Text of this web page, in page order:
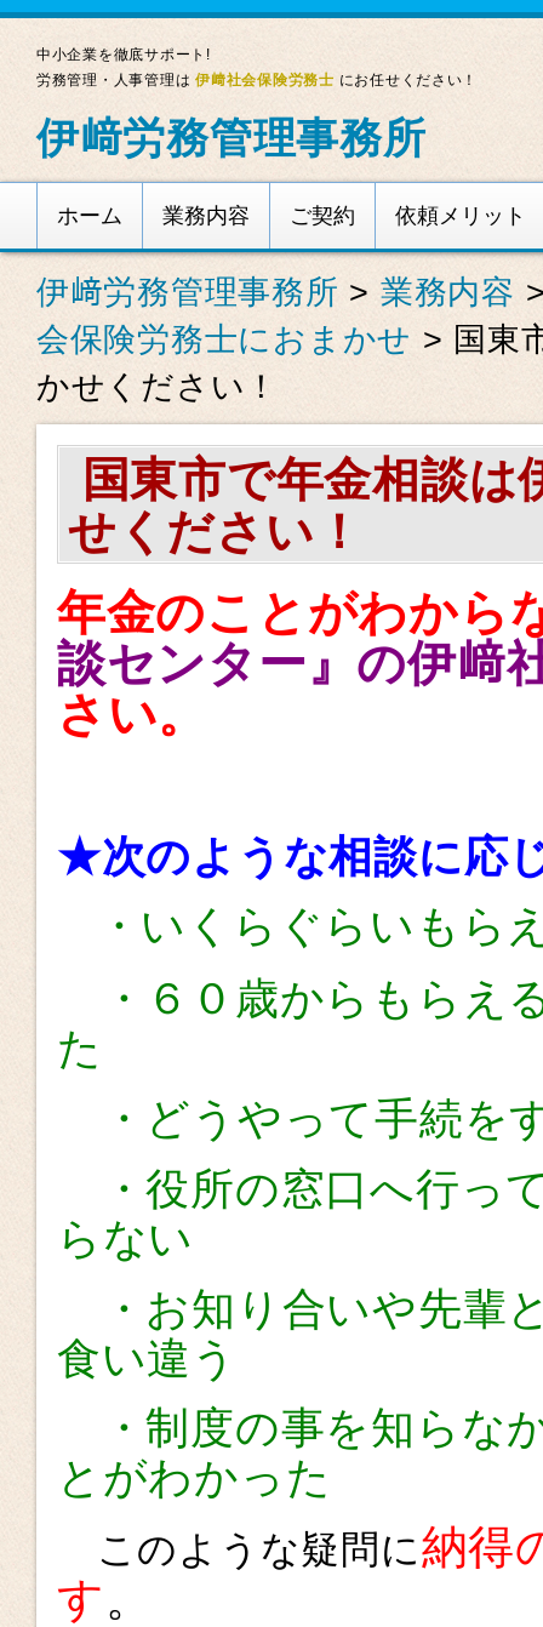
中小企業を徹底サポート!
労務管理・人事管理は伊﨑社会保険労務士 にお任せください！
伊﨑労務管理事務所
ホーム 業務内容 ご契約 依頼メリット
伊﨑労務管理事務所 > 業務内容
会保険労務士におまかせ > 国東
かせください！
国東市で年金相談
せください！
年金のことがわから
談センター』の伊﨑
さい。
★次のような相談に応
・いくらぐらいもら
・６０歳からもらえ
た
・どうやって手続を
・役所の窓口へ行っ
らない
・お知り合いや先輩
食い違う
・制度の事を知らな
とがわかった
このような疑問に納得
す。